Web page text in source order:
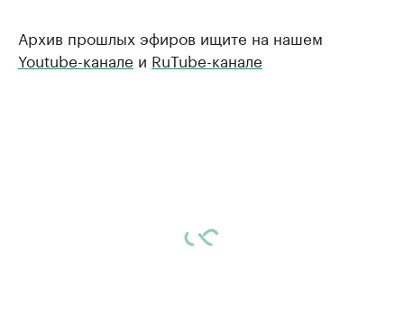
Архив прошлых эфиров ищите на нашем
Youtube-канале и RuTube-канале